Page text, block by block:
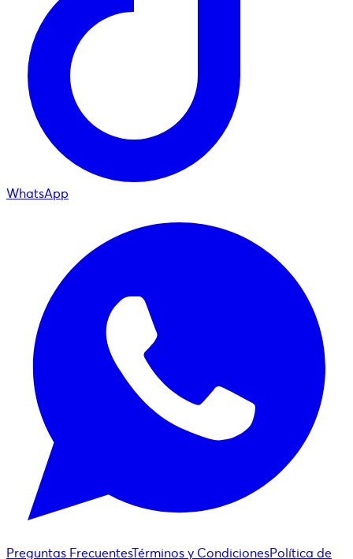
WhatsApp
Preguntas FrecuentesTérminos y CondicionesPolítica de